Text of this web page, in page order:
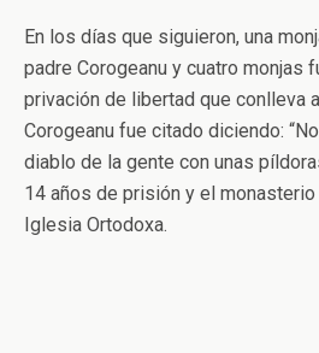
En los días que siguieron, una
padre Corogeanu y cuatro monjas
privación de libertad que conlleva
Corogeanu fue citado diciendo:
diablo de la gente con unas
14 años de prisión y el
Iglesia Ortodoxa.